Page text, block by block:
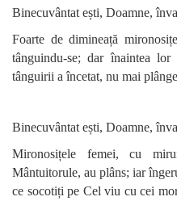
Binecuvântat ești, Doamne,
Foarte de dimineață
tânguindu-se; dar înaintea
tânguirii a încetat, nu mai
Binecuvântat ești, Doamne,
Mironosițele femei, cu
Mântuitorule, au plâns; iar
ce socotiți pe Cel viu cu cei